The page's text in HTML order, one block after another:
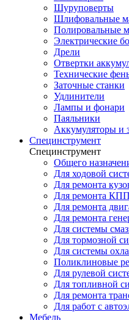
Шуруповерты
Шлифовальные
Полировальные
Электрические
Дрели
Отвертки
Технические
Заточные станки
Удлинители
Лампы и фонари
Паяльники
Аккумуляторы и
Специнструмент
Специнструмент
Общего
Для ходовой
Для ремонта
Для ремонта КПП
Для ремонта
Для ремонта
Для системы
Для тормозной
Для системы
Поликлиновые
Для рулевой
Для топливной
Для ремонта
Для работ с
Мебель